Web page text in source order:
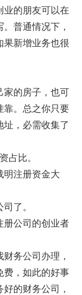
业的朋友可以在
普通情况下，
果新增业务也很
家的房子，也可
靠。总之你只要
址，必需收集了
占比。
明注册资金大
了。
册公司的创业者
务公司办理，
费，如此的好事
的财务公司，